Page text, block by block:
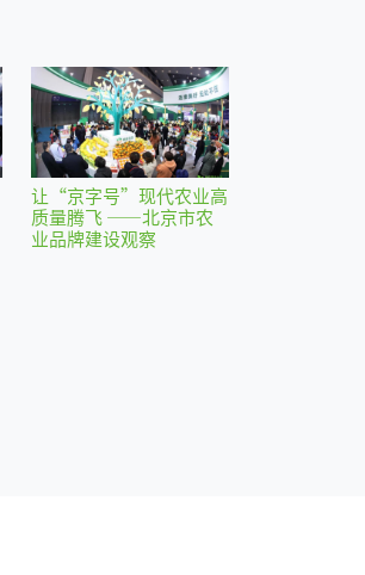
让“京字号”现代农业高
质量腾飞 ——北京市农
业品牌建设观察